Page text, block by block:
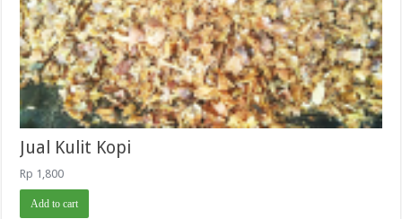
Jual Kulit Kopi
Rp 1,800
Add to cart